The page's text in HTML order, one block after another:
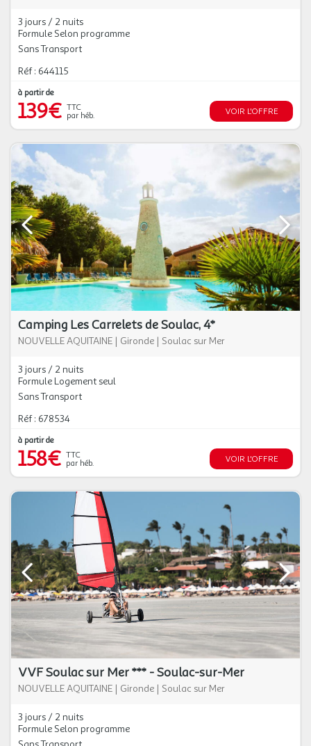
3 jours / 2 nuits
Formule Selon programme
Sans Transport
Réf : 644115
à partir de
139€ TTC
par héb.
VOIR L'OFFRE
Camping Les Carrelets de Soulac, 4*
NOUVELLE AQUITAINE | Gironde | Soulac sur Mer
3 jours / 2 nuits
Formule Logement seul
Sans Transport
Réf : 678534
à partir de
158€ TTC
par héb.
VOIR L'OFFRE
VVF Soulac sur Mer *** - Soulac-sur-Mer
NOUVELLE AQUITAINE | Gironde | Soulac sur Mer
3 jours / 2 nuits
Formule Selon programme